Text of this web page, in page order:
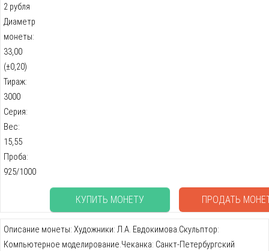
2 рубля
Диаметр
монеты:
33,00
(±0,20)
Тираж:
3000
Серия:
Вес:
15,55
Проба:
925/1000
КУПИТЬ МОНЕТУ ПРОДАТЬ
Описание монеты: Художники: Л.А. Евдокимова.Скульптор:
Компьютерное моделирование.Чеканка: Санкт-Петербургский